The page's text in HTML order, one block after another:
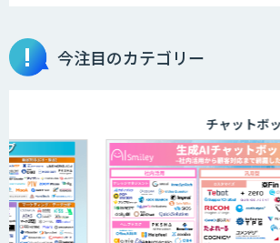
今注目のカテゴリー
チャットボット